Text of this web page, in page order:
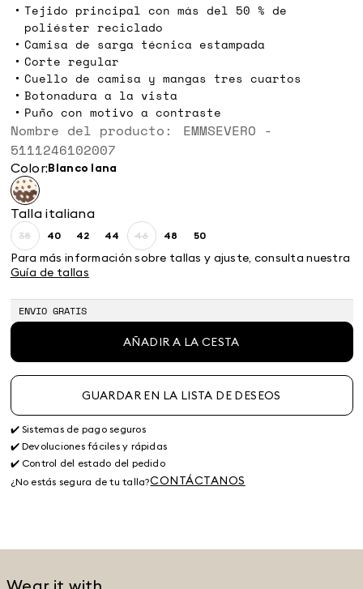
Tejido principal con más del 50 % de
poliéster reciclado
Camisa de sarga técnica estampada
Corte regular
Cuello de camisa y mangas tres cuartos
Botonadura a la vista
Puño con motivo a contraste
Nombre del producto: EMMSEVERO -
5111246102007
Color: blanco lana
Talla italiana
38Size:
38
40Size:
40
42Size:44Size:
44
46Size:
46
48Size:
48
50Size:
Para más información sobre tallas y ajuste, consulta nuestra
Guía de tallas
ENVIO GRATIS
AÑADIR A LA CESTA
GUARDAR EN LA LISTA DE DESEOS
✔️ Sistemas de pago seguros
✔️ Devoluciones fáciles y rápidas
✔️ Control del estado del pedido
¿No estás segura de tu talla?CONTÁCTANOS